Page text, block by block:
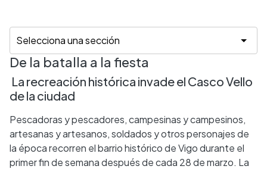
De la batalla a la fiesta
La recreación histórica invade el Casco Vello
de la ciudad
Pescadoras y pescadores, campesinas y campesinos,
artesanas y artesanos, soldados y otros personajes de
la época recorren el barrio histórico de Vigo durante el
primer fin de semana después de cada 28 de marzo. La